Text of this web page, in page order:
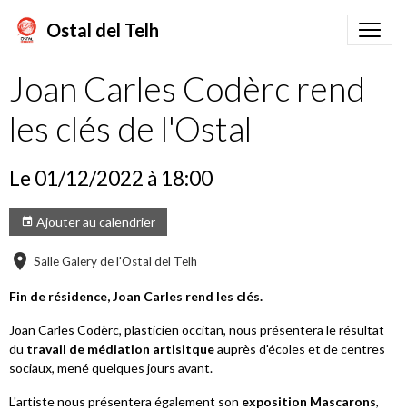
Ostal del Telh
Joan Carles Codèrc rend
les clés de l'Ostal
Le 01/12/2022 à 18:00
Ajouter au calendrier
Salle Galery de l'Ostal del Telh
Fin de résidence, Joan Carles rend les clés.
Joan Carles Codèrc, plasticien occitan, nous présentera le résultat
du travail de médiation artisitqueauprès d'écoles et de centres
sociaux, mené quelques jours avant.
L'artiste nous présentera également son exposition Mascarons,